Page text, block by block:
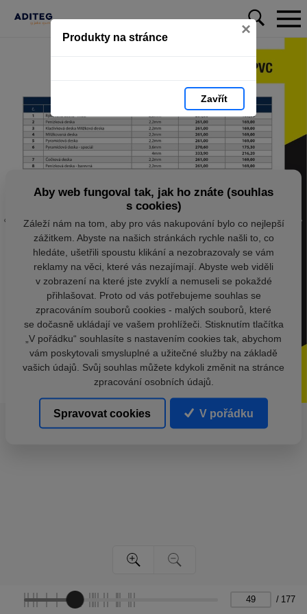
Produkty na stránce ×
Zavřít
/ 177
Aby web fungoval tak, jak ho znáte (souhlas
s cookies)
Záleží nám na tom, aby pro vás nakupování bylo co nejlepší
zážitkem. Abyste na našich stránkách rychle našli to, co
hledáte, ušetřili spoustu klikání a nezobrazovaly se vám
reklamy na věci, které vás nezajímají. Abyste web viděli
v zobrazení na které jste zvyklí a nemuseli se pokaždé
přihlašovat. Proto od vás potřebujeme souhlas se
zpracováním souborů cookies - malých souborů, které
se dočasně ukládají ve vašem prohlížeči. Stisknutím tlačítka
„V pořádku“ souhlasíte s nastavením cookies tak, abychom
vám poskytovali smysluplné a užitečné služby na základě
vašich údajů. Svůj souhlas můžete kdykoli změnit na stránce
zpracování osobních údajů.
Spravovat cookies V pořádku